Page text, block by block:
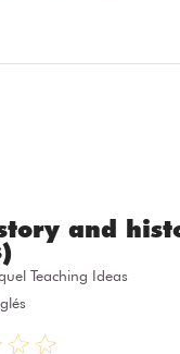
and
Teaching Ideas